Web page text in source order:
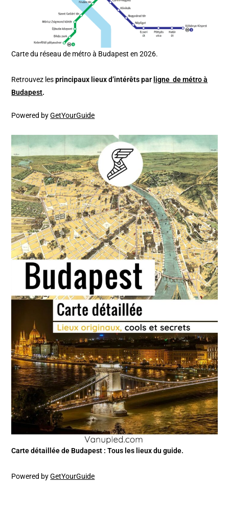
Carte du réseau de métro à Budapest en 2026.
Retrouvez lesprincipaux lieux d’intérêts par ligne de métro à
Budapest.
Powered byGetYourGuide
Carte détaillée de Budapest : Tous les lieux du guide.
Powered byGetYourGuide